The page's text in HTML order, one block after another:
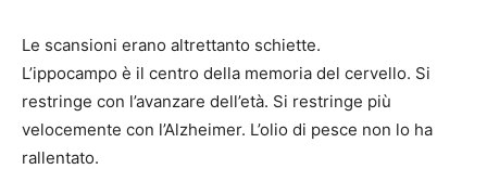
Le scansioni erano altrettanto schiette.
L’ippocampo è il centro della memoria del cervello. Si
restringe con l’avanzare dell’età. Si restringe più
velocemente con l’Alzheimer. L’olio di pesce non lo ha
rallentato.